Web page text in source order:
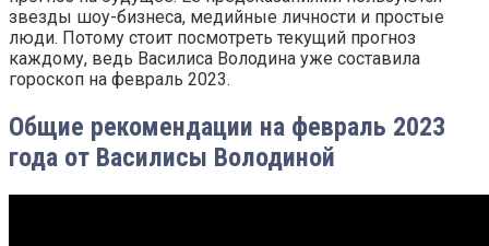
звезды шоу-бизнеса, медийные личности и простые
люди. Потому стоит посмотреть текущий прогноз
каждому, ведь Василиса Володина уже составила
гороскоп на февраль 2023.
Общие рекомендации на февраль 2023
года от Василисы Володиной